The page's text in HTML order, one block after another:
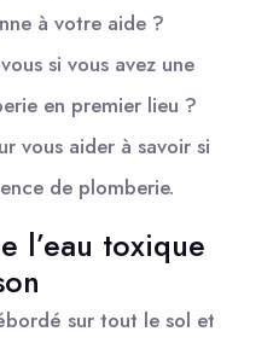
à votre aide ?
si vous avez une
en premier lieu ?
vous aider à savoir si
de plomberie.
l’eau toxique
sur tout le sol et